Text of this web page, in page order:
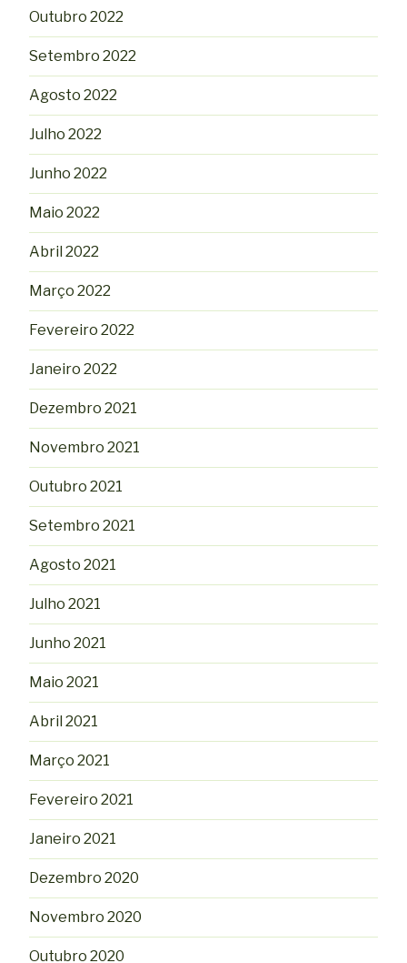
Outubro 2022
Setembro 2022
Agosto 2022
Julho 2022
Junho 2022
Maio 2022
Abril 2022
Março 2022
Fevereiro 2022
Janeiro 2022
Dezembro 2021
Novembro 2021
Outubro 2021
Setembro 2021
Agosto 2021
Julho 2021
Junho 2021
Maio 2021
Abril 2021
Março 2021
Fevereiro 2021
Janeiro 2021
Dezembro 2020
Novembro 2020
Outubro 2020